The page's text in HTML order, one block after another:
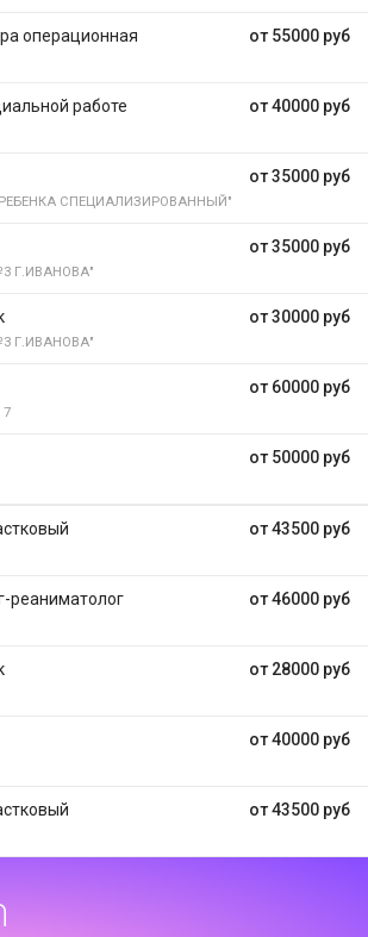
от 55000 руб
операционная
от 40000 руб
работе
от 35000 руб
СПЕЦИАЛИЗИРОВАННЫЙ"
от 35000 руб
Г.ИВАНОВА"
от 30000 руб
Г.ИВАНОВА"
от 60000 руб
7
от 50000 руб
от 43500 руб
от 46000 руб
реаниматолог
от 28000 руб
от 40000 руб
от 43500 руб